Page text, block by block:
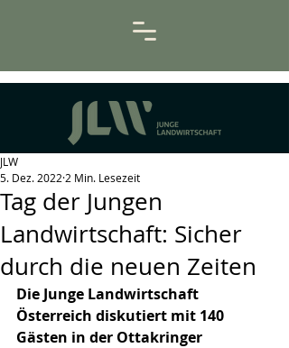
Tag der Jungen
Landwirtschaft: Sicher
durch die neuen Zeiten
JLW
5. Dez. 2022 2 Min. Lesezeit
Die Junge Landwirtschaft
Österreich diskutiert mit 140
Gästen in der Ottakringer